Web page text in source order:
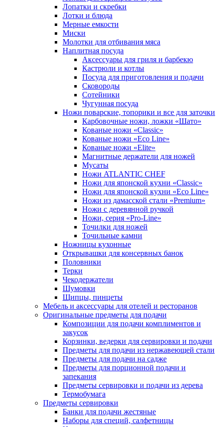
Лопатки и скребки
Лотки и блюда
Мерные емкости
Миски
Молотки для отбивания мяса
Наплитная посуда
Аксессуары для гриля и барбекю
Кастрюли и котлы
Посуда для приготовления и подачи
Сковороды
Сотейники
Чугунная посуда
Ножи поварские, топорики и все для заточки
Карбовочные ножи, ложки «Шато»
Кованые ножи «Classic»
Кованые ножи «Eco Line»
Кованые ножи «Elite»
Магнитные держатели для ножей
Мусаты
Ножи ATLANTIC CHEF
Ножи для японской кухни «Classic»
Ножи для японской кухни «Eco Line»
Ножи из дамасской стали «Premium»
Ножи с деревянной ручкой
Ножи, серия «Pro-Line»
Точилки для ножей
Точильные камни
Ножницы кухонные
Открывашки для консервных банок
Половники
Терки
Чекодержатели
Шумовки
Щипцы, пинцеты
Мебель и аксессуары для отелей и ресторанов
Оригинальные предметы для подачи
Композиции для подачи комплиментов и
закусок
Корзинки, ведерки для сервировки и подачи
Предметы для подачи из нержавеющей стали
Предметы для подачи на садже
Предметы для порционной подачи и
запекания
Предметы сервировки и подачи из дерева
Термобумага
Предметы сервировки
Банки для подачи жестяные
Наборы для специй, салфетницы